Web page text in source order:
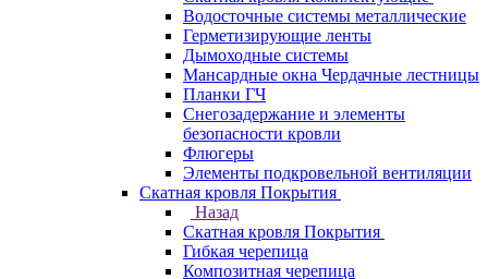
Водосточные системы металлические
Герметизирующие ленты
Дымоходные системы
Мансардные окна Чердачные лестницы
Планки ГЧ
Снегозадержание и элементы
безопасности кровли
Флюгеры
Элементы подкровельной вентиляции
Скатная кровля Покрытия
Назад
Скатная кровля Покрытия
Гибкая черепица
Композитная черепица